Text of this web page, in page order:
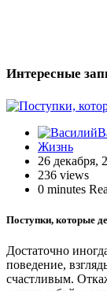
Интересные
Жизнь
26 декабря,
236 views
0 minutes
Поступки, которые
Достаточно
поведение,
счастливым.